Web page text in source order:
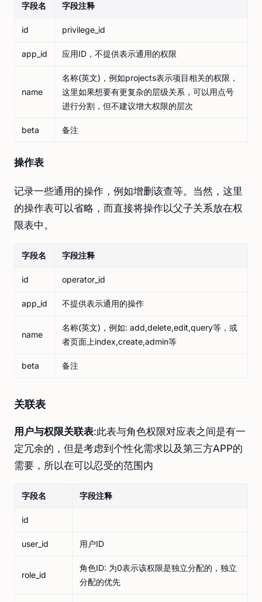
字段名 字段注释
id privilege_id
app_id 应用ID，不提供表示通用的权限
name
名称(英文)，例如projects表示项目相关的权限，
这里如果想要有更复杂的层级关系，可以用点号
进行分割，但不建议增大权限的层次
beta 备注
操作表
记录一些通用的操作，例如增删该查等。当然，这里
的操作表可以省略，而直接将操作以父子关系放在权
限表中。
字段名 字段注释
id operator_id
app_id 不提供表示通用的操作
name
名称(英文)，例如: add,delete,edit,query等，或
者页面上index,create,admin等
beta 备注
关联表
用户与权限关联表:此表与角色权限对应表之间是有一
定冗余的，但是考虑到个性化需求以及第三方APP的
需要，所以在可以忍受的范围内
字段名 字段注释
id
user_id 用户ID
role_id
角色ID: 为0表示该权限是独立分配的，独立
分配的优先